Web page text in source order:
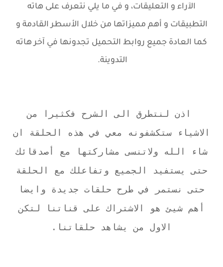
الآراء و التعليقات، و في ما يلي نتعرف على هاته
التطبيقات و أهم مميزاتها من خلال الأسطر القادمة و
كما العادة جميع روابط التحميل تجدونها في آخر هاته
التدوينة.
اذن لنتطرق الى الشرح فكثيرا من
الاشياء ستكشفونه معي في هذه الحلقة ان
شاء الله ولاتنسى مشاركتها مع أصدقائك
حتى يستفيد الجميع وتفاعلك مع الحلقة
حتى نستمر في طرح حلقات جديدة وايضا
أهم شيئ هو الاشتراك على قناتنا لتكن
الاول من يشاهد حلقاتنا.